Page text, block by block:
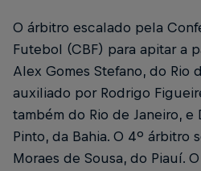
O árbitro escalado pela
Futebol (CBF) para apitar a
Alex Gomes Stefano, do Rio
auxiliado por Rodrigo
também do Rio de Janeiro, e
Pinto, da Bahia. O 4º árbitro
Moraes de Sousa, do Piauí.